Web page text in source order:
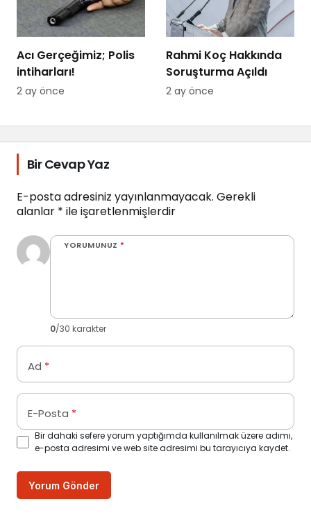
Acı Gerçeğimiz; Polis
intiharları!
2 ay önce
Rahmi Koç Hakkında
Soruşturma Açıldı
2 ay önce
Bir Cevap Yaz
E-posta adresiniz yayınlanmayacak. Gerekli
alanlar * ile işaretlenmişlerdir
YORUMUNUZ *
0/30 karakter
Ad *
E-Posta *
Bir dahaki sefere yorum yaptığımda kullanılmak üzere adımı,
e-posta adresimi ve web site adresimi bu tarayıcıya kaydet.
Yorum Gönder